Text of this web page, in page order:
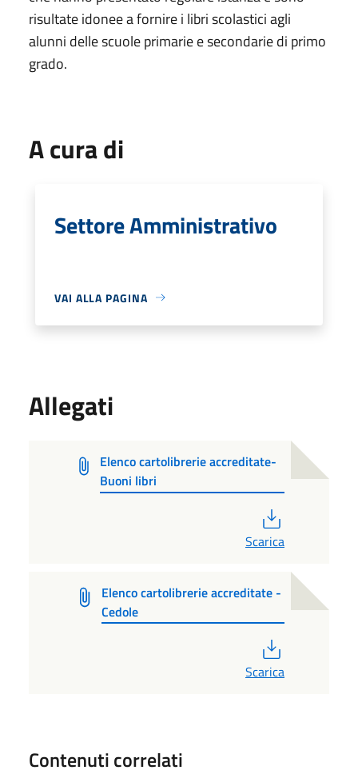
risultate idonee a fornire i libri scolastici agli
alunni delle scuole primarie e secondarie di primo
grado.
A cura di
Settore Amministrativo
VAI ALLA PAGINA
Allegati
Elenco cartolibrerie accreditate-
Buoni libri
Scarica
Elenco cartolibrerie accreditate -
Cedole
Scarica
Contenuti correlati